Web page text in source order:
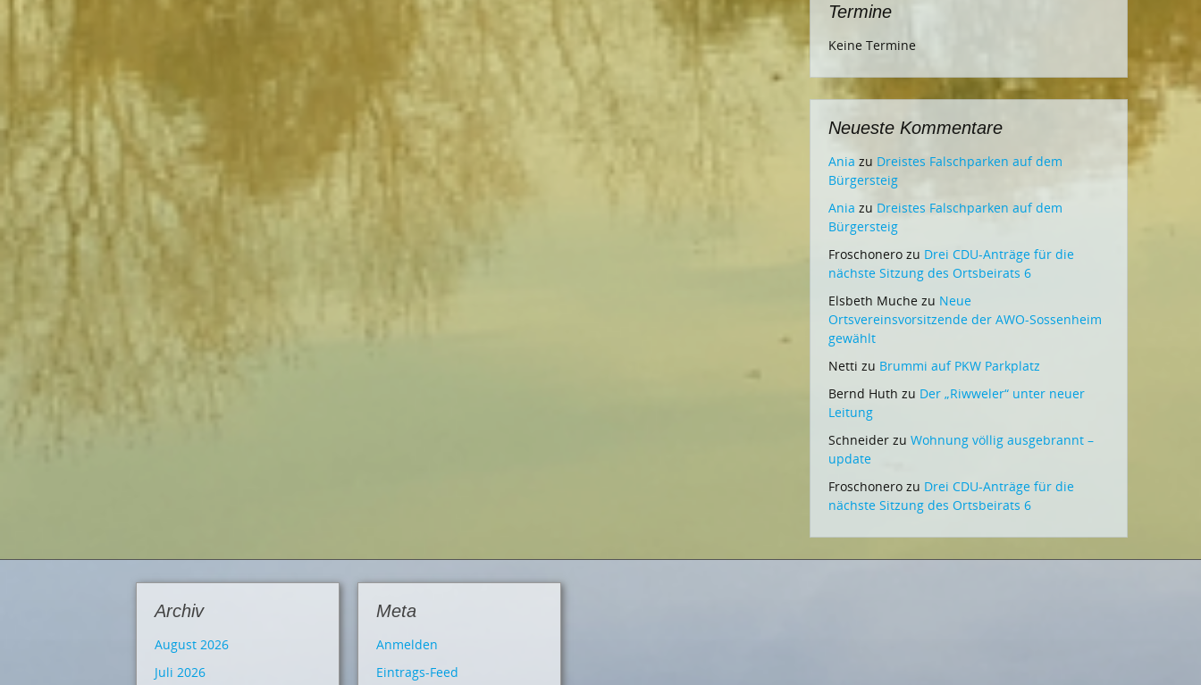
Termine
Keine Termine
Neueste Kommentare
Ania zu Dreistes Falschparken auf dem
Bürgersteig
Ania zu Dreistes Falschparken auf dem
Bürgersteig
Froschonero zu Drei CDU-Anträge für die
nächste Sitzung des Ortsbeirats 6
Elsbeth Muche zu Neue
Ortsvereinsvorsitzende der AWO-Sossenheim
gewählt
Netti zu Brummi auf PKW Parkplatz
Bernd Huth zu Der „Riwweler“ unter neuer
Leitung
Schneider zu Wohnung völlig ausgebrannt –
update
Froschonero zu Drei CDU-Anträge für die
nächste Sitzung des Ortsbeirats 6
Archiv
August 2026
Juli 2026
Meta
Anmelden
Eintrags-Feed